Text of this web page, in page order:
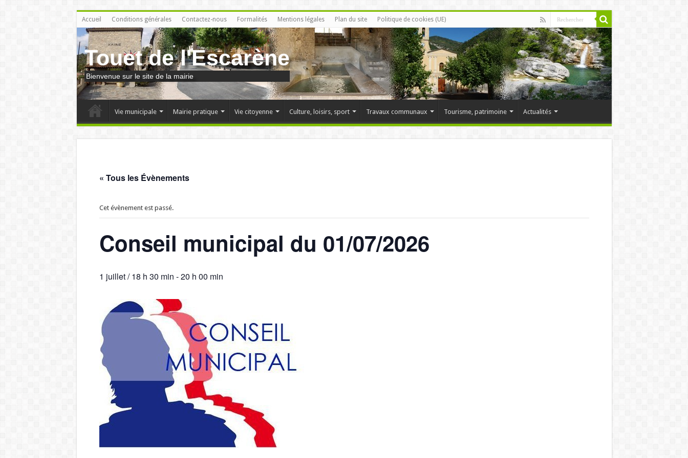
Accueil Conditions générales Contactez-nous Formalités Mentions légales Plan du site Politique de cookies (UE)
Touet de l'Escarène
Bienvenue sur le site de la mairie
Vie municipale Mairie pratique Vie citoyenne Culture, loisirs, sport Travaux communaux Tourisme, patrimoine Actualités
« Tous les Évènements
Cet évènement est passé.
Conseil municipal du 01/07/2026
1 juillet / 18 h 30 min -20 h 00 min